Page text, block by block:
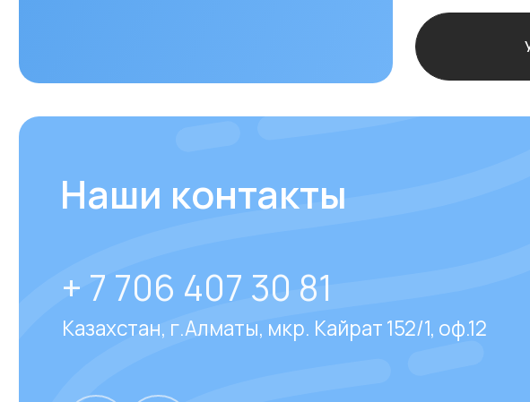
Казахстан, г.Алматы, мкр. Кайрат 152/1, оф.12
Отвечаем начасто задаваемые